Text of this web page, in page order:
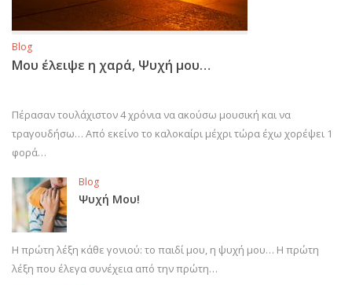
Blog
Μου έλειψε η χαρά, Ψυχή μου…
Πέρασαν τουλάχιστον 4 χρόνια να ακούσω μουσική και να
τραγουδήσω… Από εκείνο το καλοκαίρι μέχρι τώρα έχω χορέψει 1
φορά…
Blog
Ψυχή Μου!
Η πρώτη λέξη κάθε γονιού: το παιδί μου, η ψυχή μου… Η πρώτη
λέξη που έλεγα συνέχεια από την πρώτη…